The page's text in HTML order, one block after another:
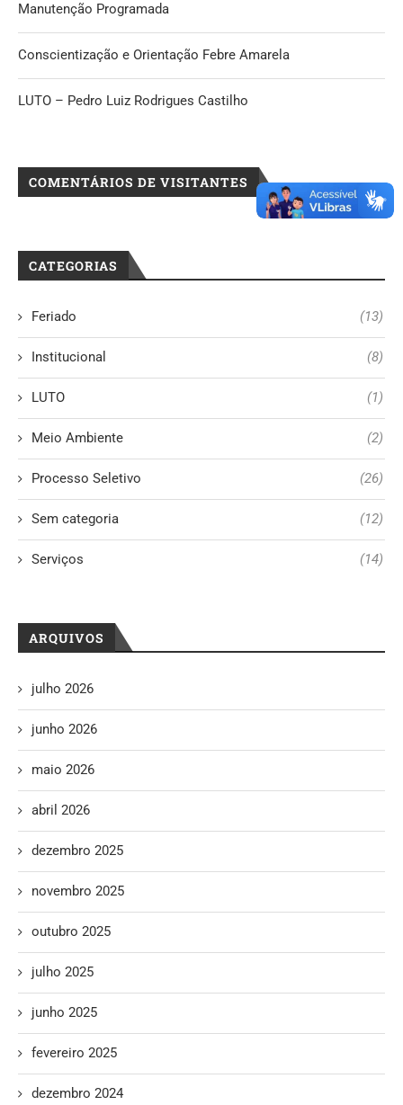
Manutenção Programada
Conscientização e Orientação Febre Amarela
LUTO – Pedro Luiz Rodrigues Castilho
COMENTÁRIOS DE VISITANTES
CATEGORIAS
Feriado (13)
Institucional (8)
LUTO (1)
Meio Ambiente (2)
Processo Seletivo (26)
Sem categoria (12)
Serviços (14)
ARQUIVOS
julho 2026
junho 2026
maio 2026
abril 2026
dezembro 2025
novembro 2025
outubro 2025
julho 2025
junho 2025
fevereiro 2025
dezembro 2024